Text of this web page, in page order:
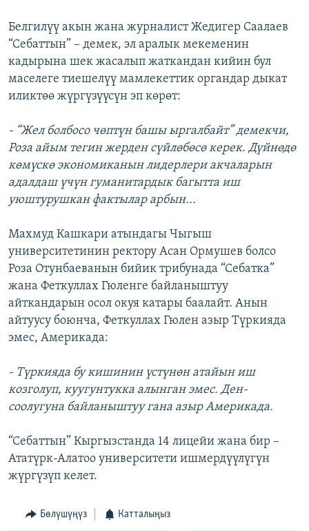
Белгилүү акын жана журналист Жедигер Саалаев
“Себаттын” – демек, эл аралык мекеменин
кадырына шек жасалып жаткандан кийин бул
маселеге тиешелүү мамлекеттик органдар дыкат
иликтөө жүргүзүүсүн эп көрөт:
- “Жел болбосо чөптүн башы ыргалбайт” демекчи,
Роза айым тегин жерден сүйлөбөсө керек. Дүйнөдө
көмүскө экономиканын лидерлери акчаларын
адалдаш үчүн гуманитардык багытта иш
уюштурушкан фактылар арбын...
Махмуд Кашкари атындагы Чыгыш
университетинин ректору Асан Ормушев болсо
Роза Отунбаеванын бийик трибунада “Себатка”
жана Феткуллах Гюленге байланыштуу
айткандарын осол окуя катары баалайт. Анын
айтуусу боюнча, Феткуллах Гюлен азыр Түркияда
эмес, Америкада:
- Түркияда бу кишинин үстүнөн атайын иш
козголуп, куугунтукка алынган эмес. Ден-
соолугуна байланыштуу гана азыр Америкада.
“Себаттын” Кыргызстанда 14 лицейи жана бир –
Ататүрк-Алатоо университети ишмердүүлүгүн
жүргүзүп келет.
Бөлүшүңүз Катталыңыз